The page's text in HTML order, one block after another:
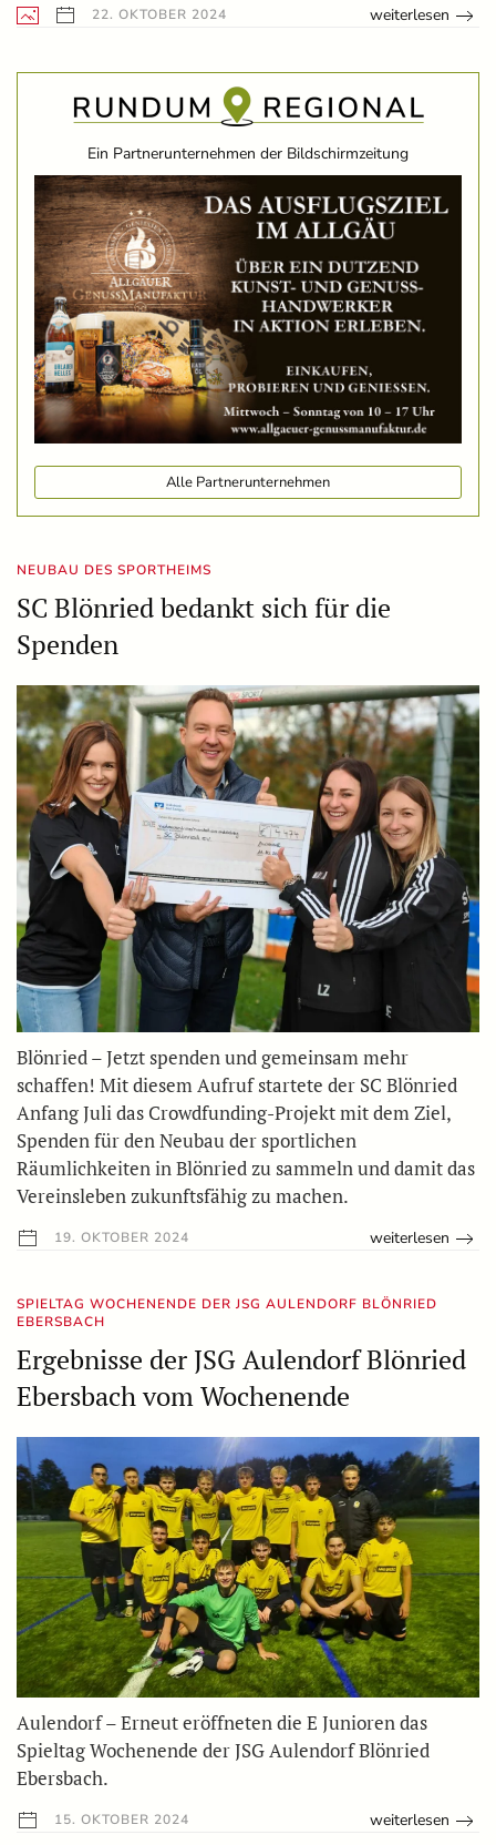
22. OKTOBER 2024 weiterlesen
Ein Partnerunternehmen der Bildschirmzeitung
Alle Partnerunternehmen
NEUBAU DES SPORTHEIMS
SC Blönried bedankt sich für die
Spenden
Blönried – Jetzt spenden und gemeinsam mehr
schaffen! Mit diesem Aufruf startete der SC Blönried
Anfang Juli das Crowdfunding-Projekt mit dem Ziel,
Spenden für den Neubau der sportlichen
Räumlichkeiten in Blönried zu sammeln und damit das
Vereinsleben zukunftsfähig zu machen.
19. OKTOBER 2024 weiterlesen
SPIELTAG WOCHENENDE DER JSG AULENDORF BLÖNRIED
EBERSBACH
Ergebnisse der JSG Aulendorf Blönried
Ebersbach vom Wochenende
Aulendorf – Erneut eröffneten die E Junioren das
Spieltag Wochenende der JSG Aulendorf Blönried
Ebersbach.
15. OKTOBER 2024 weiterlesen